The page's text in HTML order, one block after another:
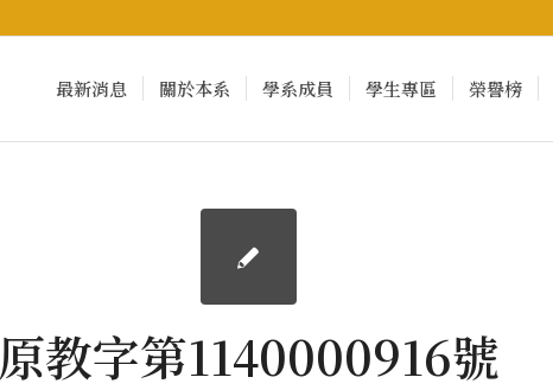
最新消息 關於本系 學系成員 學生專區 榮譽榜
原教字第1140000916號